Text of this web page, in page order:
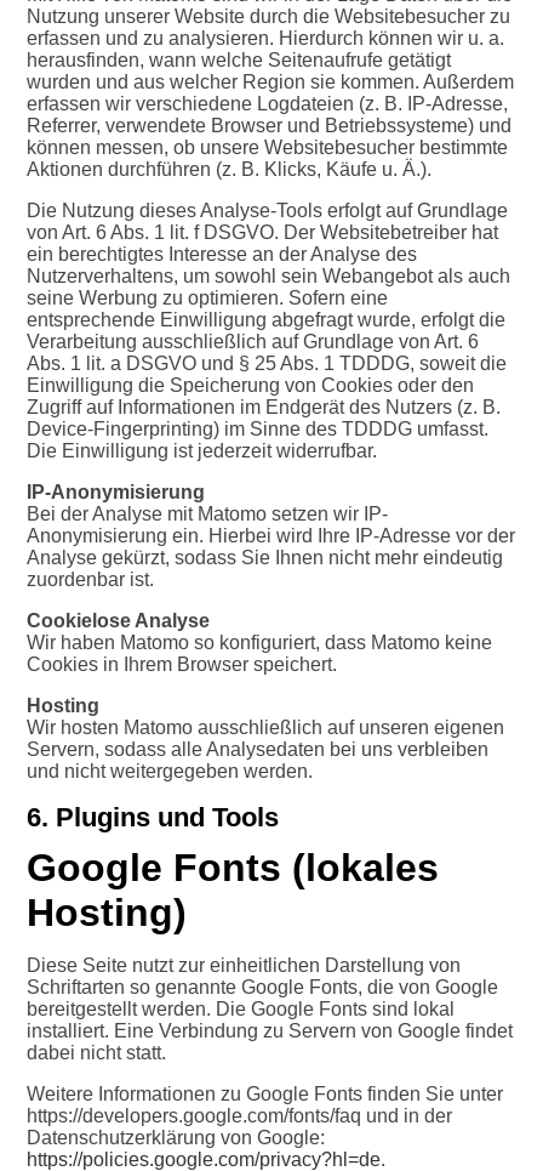
Nutzung unserer Website durch die Websitebesucher zu
erfassen und zu analysieren. Hierdurch können wir u. a.
herausfinden, wann welche Seitenaufrufe getätigt
wurden und aus welcher Region sie kommen. Außerdem
erfassen wir verschiedene Logdateien (z. B. IP-Adresse,
Referrer, verwendete Browser und Betriebssysteme) und
können messen, ob unsere Websitebesucher bestimmte
Aktionen durchführen (z. B. Klicks, Käufe u. Ä.).
Die Nutzung dieses Analyse-Tools erfolgt auf Grundlage
von Art. 6 Abs. 1 lit. f DSGVO. Der Websitebetreiber hat
ein berechtigtes Interesse an der Analyse des
Nutzerverhaltens, um sowohl sein Webangebot als auch
seine Werbung zu optimieren. Sofern eine
entsprechende Einwilligung abgefragt wurde, erfolgt die
Verarbeitung ausschließlich auf Grundlage von Art. 6
Abs. 1 lit. a DSGVO und § 25 Abs. 1 TDDDG, soweit die
Einwilligung die Speicherung von Cookies oder den
Zugriff auf Informationen im Endgerät des Nutzers (z. B.
Device-Fingerprinting) im Sinne des TDDDG umfasst.
Die Einwilligung ist jederzeit widerrufbar.
IP-Anonymisierung
Bei der Analyse mit Matomo setzen wir IP-
Anonymisierung ein. Hierbei wird Ihre IP-Adresse vor der
Analyse gekürzt, sodass Sie Ihnen nicht mehr eindeutig
zuordenbar ist.
Cookielose Analyse
Wir haben Matomo so konfiguriert, dass Matomo keine
Cookies in Ihrem Browser speichert.
Hosting
Wir hosten Matomo ausschließlich auf unseren eigenen
Servern, sodass alle Analysedaten bei uns verbleiben
und nicht weitergegeben werden.
6. Plugins und Tools
Google Fonts (lokales
Hosting)
Diese Seite nutzt zur einheitlichen Darstellung von
Schriftarten so genannte Google Fonts, die von Google
bereitgestellt werden. Die Google Fonts sind lokal
installiert. Eine Verbindung zu Servern von Google findet
dabei nicht statt.
Weitere Informationen zu Google Fonts finden Sie unter
https://developers.google.com/fonts/faq und in der
Datenschutzerklärung von Google:
https://policies.google.com/privacy?hl=de.